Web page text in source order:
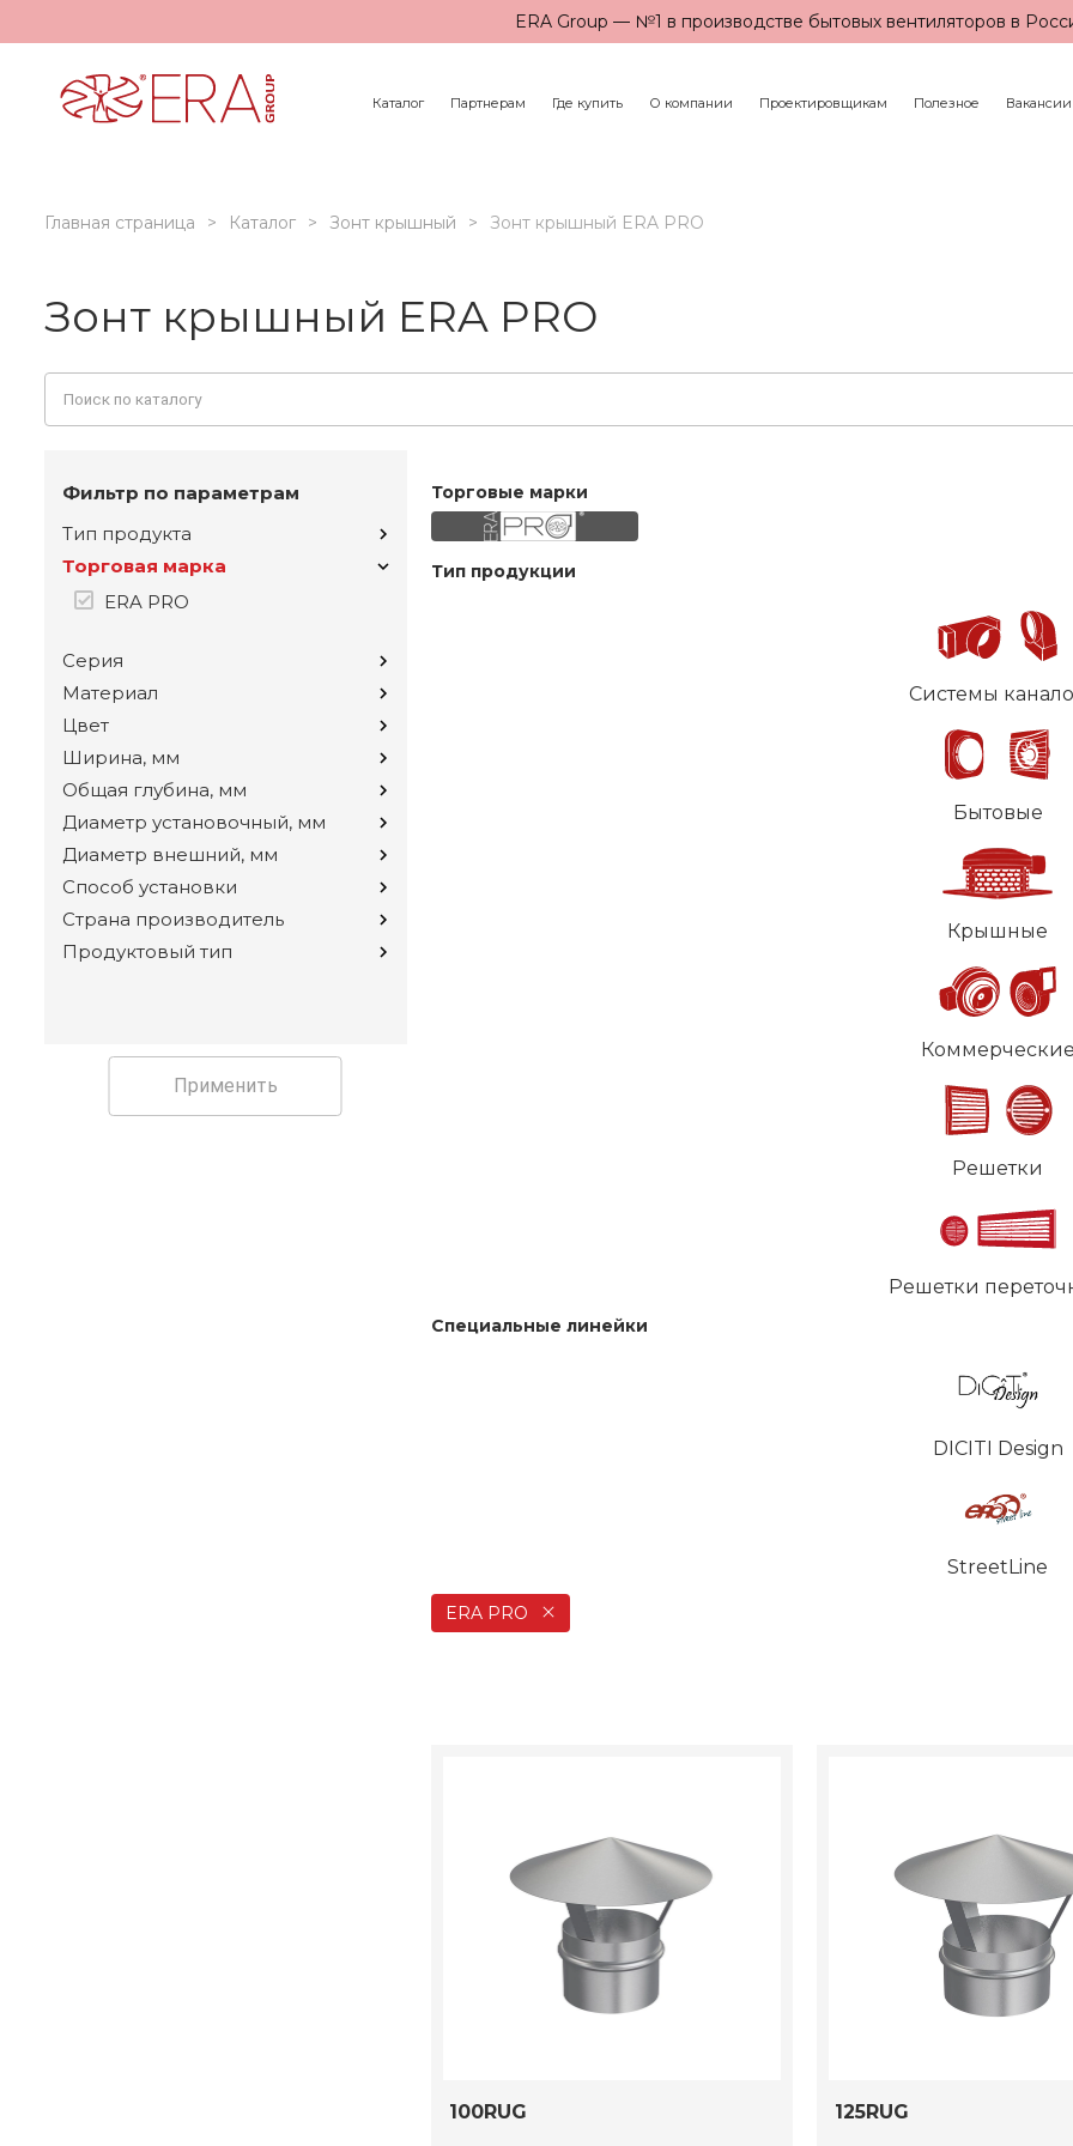
ERA Group — №1 в производстве бытовых вентиляторов в
Каталог Партнерам Где купить О компании Проектировщикам Полезное Вакансии
Главная страница Каталог Зонт крышный Зонт крышный ERA PRO
Зонт крышный ERA PRO
Фильтр по параметрам
Тип продукта
Торговая марка
ERA PRO
Серия
Материал
Цвет
Ширина, мм
Общая глубина, мм
Диаметр установочный, мм
Диаметр внешний, мм
Способ установки
Страна производитель
Продуктовый тип
Применить
Торговые марки
Тип продукции
Системы
Бытовые
Крышные
Решетки
Решетки
Специальные линейки
DICITI Design
StreetLine
ERA PRO
100RUG 125RUG